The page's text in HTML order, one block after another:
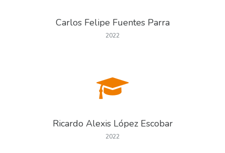
Carlos Felipe Fuentes Parra
2022
Ricardo Alexis López Escobar
2022